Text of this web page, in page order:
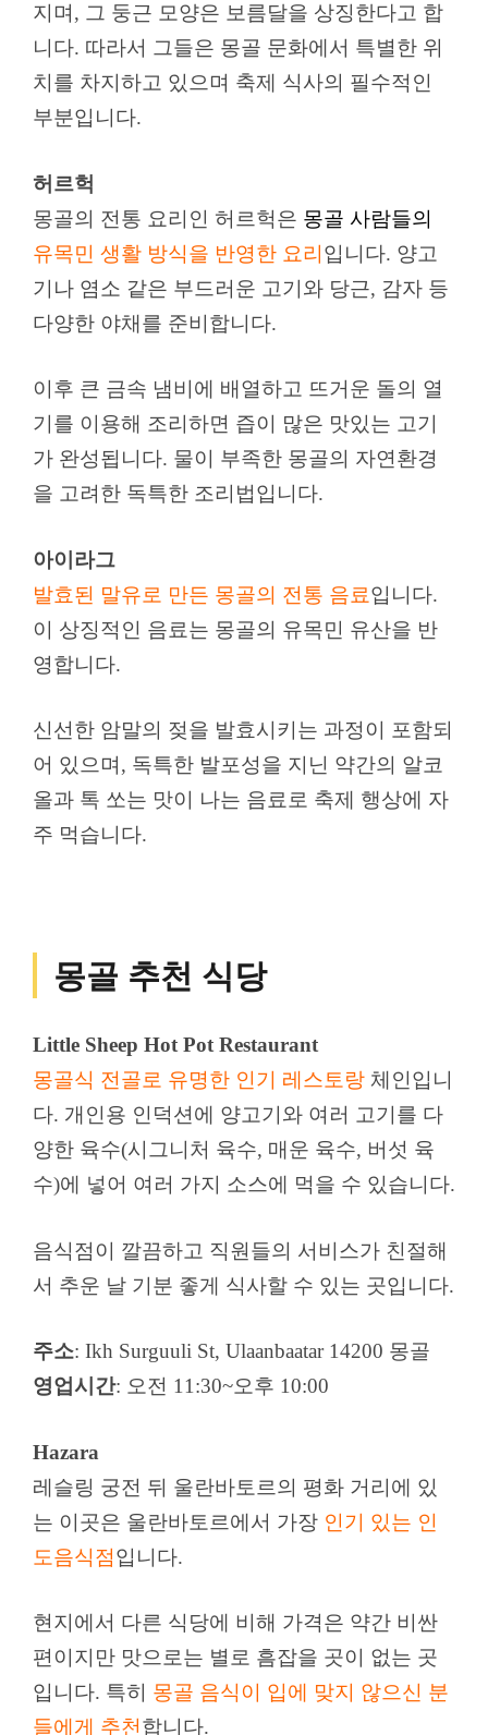
지며, 그 둥근 모양은 보름달을 상징한다고 합
니다. 따라서 그들은 몽골 문화에서 특별한 위
치를 차지하고 있으며 축제 식사의 필수적인
부분입니다.
허르헉
몽골의 전통 요리인 허르헉은 몽골 사람들의
유목민 생활 방식을 반영한 요리 입니다. 양고
기나 염소 같은 부드러운 고기와 당근, 감자 등
다양한 야채를 준비합니다.
이후 큰 금속 냄비에 배열하고 뜨거운 돌의 열
기를 이용해 조리하면 즙이 많은 맛있는 고기
가 완성됩니다. 물이 부족한 몽골의 자연환경
을 고려한 독특한 조리법입니다.
아이라그
발효된 말유로 만든 몽골의 전통 음료입니다.
이 상징적인 음료는 몽골의 유목민 유산을 반
영합니다.
신선한 암말의 젖을 발효시키는 과정이 포함되
어 있으며, 독특한 발포성을 지닌 약간의 알코
올과 톡 쏘는 맛이 나는 음료로 축제 행상에 자
주 먹습니다.
몽골 추천 식당
Little Sheep Hot Pot Restaurant
몽골식 전골로 유명한 인기 레스토랑 체인입니
다. 개인용 인덕션에 양고기와 여러 고기를 다
양한 육수(시그니처 육수, 매운 육수, 버섯 육
수)에 넣어 여러 가지 소스에 먹을 수 있습니다.
음식점이 깔끔하고 직원들의 서비스가 친절해
서 추운 날 기분 좋게 식사할 수 있는 곳입니다.
주소: Ikh Surguuli St, Ulaanbaatar 14200 몽골
영업시간: 오전 11:30~오후 10:00
Hazara
레슬링 궁전 뒤 울란바토르의 평화 거리에 있
는 이곳은 울란바토르에서 가장 인기 있는 인
도음식점입니다.
현지에서 다른 식당에 비해 가격은 약간 비싼
편이지만 맛으로는 별로 흠잡을 곳이 없는 곳
입니다. 특히 몽골 음식이 입에 맞지 않으신 분
들에게 추천합니다.